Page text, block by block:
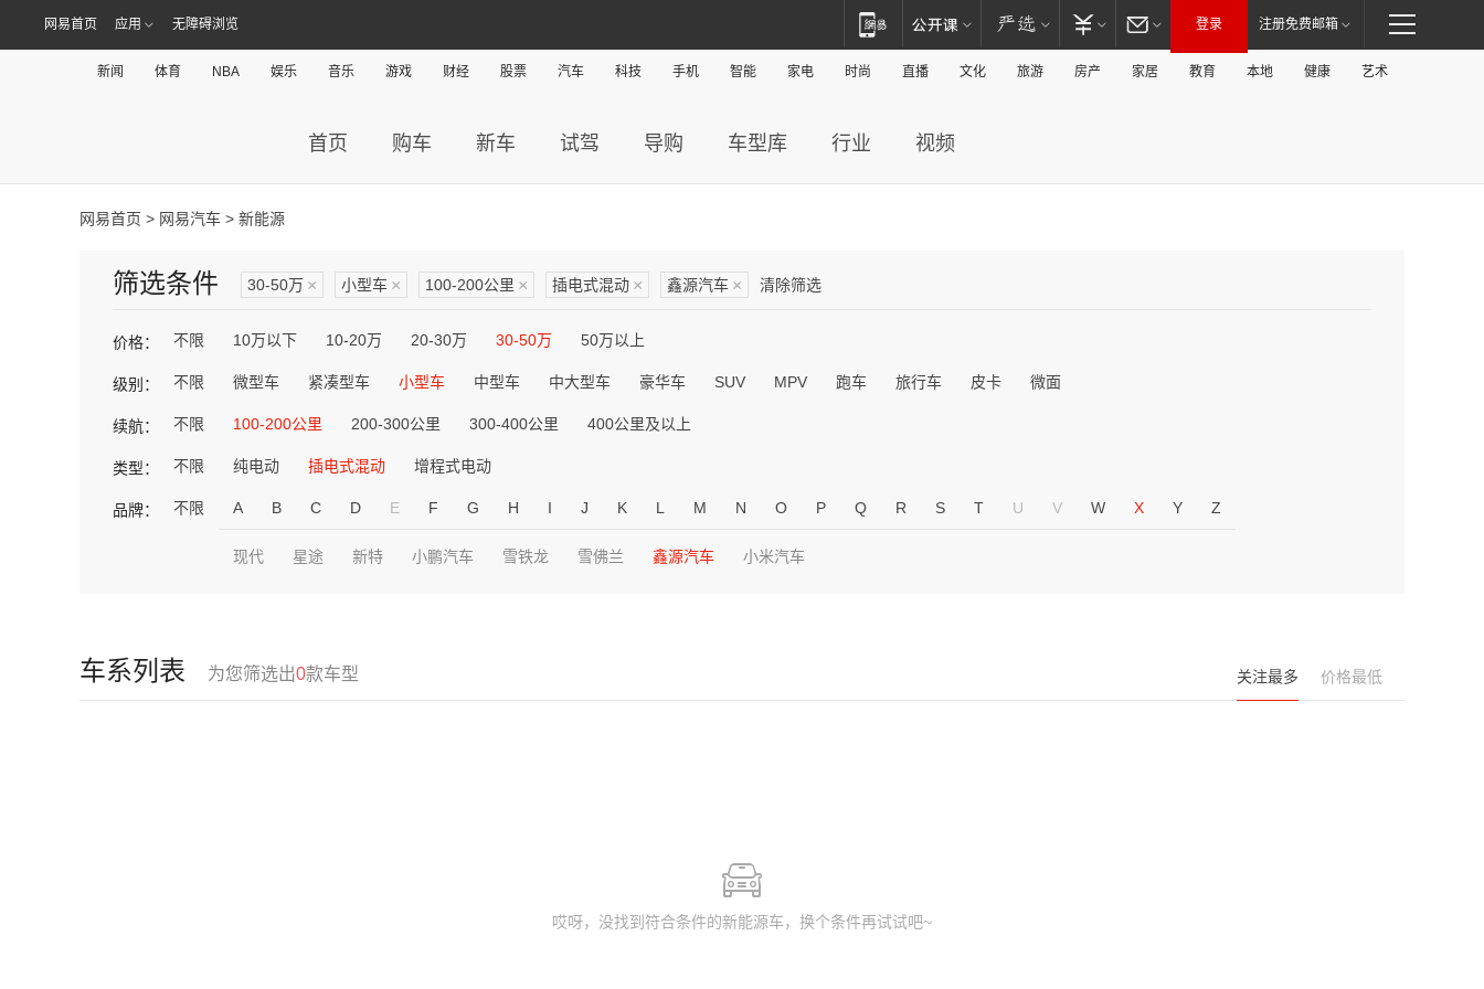
网易首页 应用 无障碍浏览 登录 注册免费邮箱
新闻 体育 NBA 娱乐 音乐 游戏 财经 股票 汽车 科技 手机 智能 家电 时尚 直播 文化 旅游 房产 家居 教育 本地 健康 艺术
首页 购车 新车 试驾 导购 车型库 行业 视频
网易首页 > 网易汽车 > 新能源
筛选条件 30-50万 × 小型车 × 100-200公里 × 插电式混动 × 鑫源汽车 × 清除筛选
价格： 不限 10万以下 10-20万 20-30万 30-50万 50万以上
级别： 不限 微型车 紧凑型车 小型车 中型车 中大型车 豪华车 SUV MPV 跑车 旅行车 皮卡 微面
续航： 不限 100-200公里 200-300公里 300-400公里 400公里及以上
类型： 不限 纯电动 插电式混动 增程式电动
品牌： 不限 A B C D E F G H I J K L M N O P Q R S T U V W X Y Z
现代 星途 新特 小鹏汽车 雪铁龙 雪佛兰 鑫源汽车 小米汽车
车系列表 为您筛选出0款车型 关注最多 价格最低
哎呀，没找到符合条件的新能源车，换个条件再试试吧~